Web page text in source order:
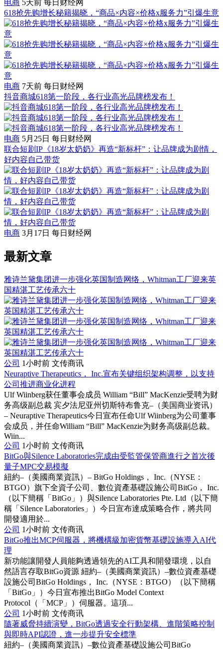
电商 5天前 每日财经网
618抢先购增长秘籍揭晓，“商品×内容×价格x服务力”引爆生意
电商 7天前 每日财经网
抖音商城618第一阶段，各行业高光品牌榜发布！
电商 5月25日 每日财经网
联合短剧IP《18岁太奶奶》再造“新标杆”：让品牌成为剧情，
好内容自己带货
电商 3月17日 每日财经网
最新文章
雅诗兰黛集团进一步强化英国制造网络，Whitman工厂迎来英
国精湛工艺传承六十
公司 1小时前 文传商讯
Neuraptive Therapeutics， Inc.宣布关键组织架构调整，以支持
公司推进商业化进程
Ulf Wiinberg获任董事会成员 William “Bill” MacKenzie受聘为财
务高级副总裁 宾夕法尼亚州切斯特布鲁克–（美国商业资讯）
– Neuraptive Therapeutics今日宣布任命Ulf Wiinberg为公司董事
会成员，并任命William “Bill” MacKenzie为财务高级副总裁。
Wiin...
公司 1小时前 文传商讯
BitGo與Silence Laboratories完成由受監管保管商進行之首次後
量子MPC交易模擬
紐約–（美國商業資訊）– BitGo Holdings， Inc.（NYSE：
BTGO）旗下全資子公司、數位資產基礎設施公司BitGo， Inc.
（以下簡稱「BitGo」）與Silence Laboratories Pte. Ltd（以下簡
稱「Silence Laboratories」）今日宣布達成策略合作，將共同
開發適用於...
公司 1小时前 文传商讯
BitGo推出MCP伺服器，將機構級加密貨幣基礎設施導入AI代
理
新功能讓開發人員能夠透過領先的AI工具和開發環境，以自
然語言存取BitGo資源 紐約–（美國商業資訊）–數位資產基礎
設施公司BitGo Holdings， Inc.（NYSE：BTGO）（以下簡稱
「BitGo」）今日宣布推出BitGo Model Context
Protocol（「MCP」）伺服器。這項...
公司 1小时前 文传商讯
隨著威脅持續演變，BitGo透過安全行動架構、進階策略控制
與即時API認證，進一步提升安全標準
紐約–（美國商業資訊）–數位資產基礎設施公司BitGo